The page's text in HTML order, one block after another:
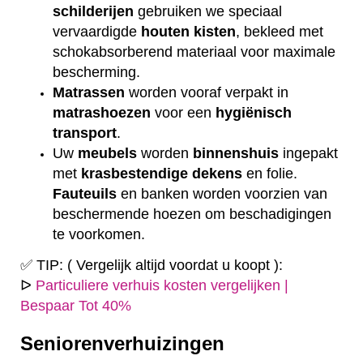
schilderijen gebruiken we speciaal
vervaardigde houten kisten, bekleed met
schokabsorberend materiaal voor maximale
bescherming.
Matrassen worden vooraf verpakt in
matrashoezen voor een hygiënisch
transport.
Uw meubels worden binnenshuis ingepakt
met krasbestendige dekens en folie.
Fauteuils en banken worden voorzien van
beschermende hoezen om beschadigingen
te voorkomen.
✅ TIP: ( Vergelijk altijd voordat u koopt ):
ᐅ Particuliere verhuis kosten vergelijken |
Bespaar Tot 40%
Seniorenverhuizingen